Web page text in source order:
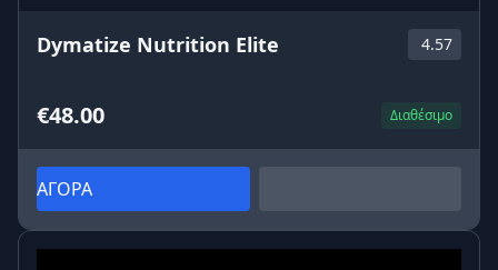
Dymatize Nutrition Elite 4.57
€48.00 Διαθέσιμο
ΑΓΟΡΑ